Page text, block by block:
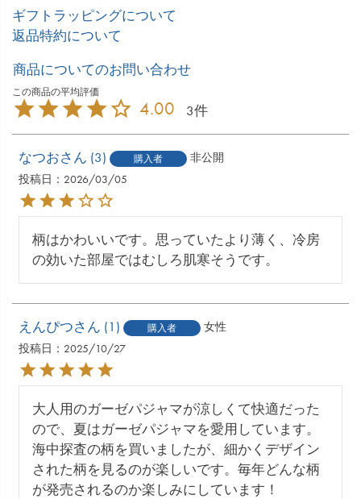
ギフトラッピングについて
返品特約について
商品についてのお問い合わせ
4.00 3
なつお 3 購入者
非公開
投稿日
2026/03/05
柄はかわいいです。思っていたより薄く、冷房
の効いた部屋ではむしろ肌寒そうです。
えんぴつ 1 購入者
女性
投稿日
2025/10/27
大人用のガーゼパジャマが涼しくて快適だった
ので、夏はガーゼパジャマを愛用しています。
海中探査の柄を買いましたが、細かくデザイン
された柄を見るのが楽しいです。毎年どんな柄
が発売されるのか楽しみにしています！